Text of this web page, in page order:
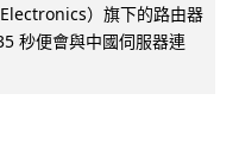
）旗下的路由器
秒便會與中國伺服器連